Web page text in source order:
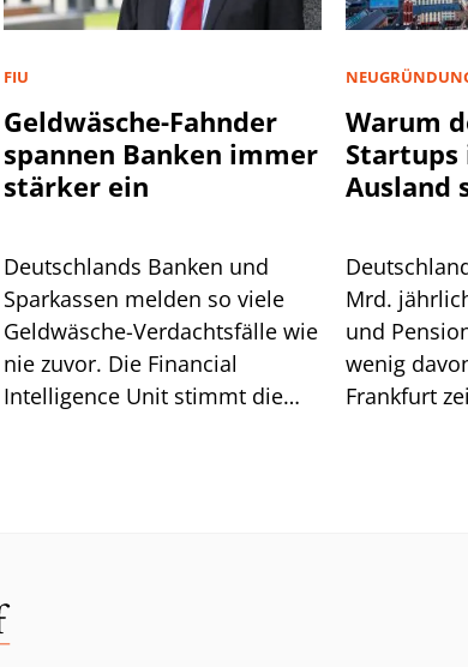
FIU
Geldwäsche-Fahnder
spannen Banken immer
stärker ein
Deutschlands Banken und
Sparkassen melden so viele
Geldwäsche-Verdachtsfälle wie
nie zuvor. Die Financial
Intelligence Unit stimmt die
Warum
Startups
Ausland
Mrd.
und
wenig
Frankfurt